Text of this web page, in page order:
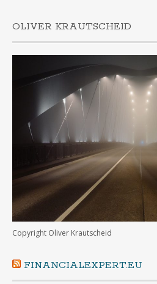
OLIVER KRAUTSCHEID
Copyright Oliver Krautscheid
FINANCIALEXPERT.EU